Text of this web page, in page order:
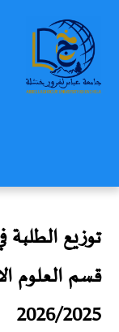
توزيع الطلبة
قسم العلوم
2026/2025